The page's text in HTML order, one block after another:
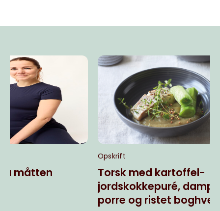
Torsk med kartoffel-
jordskokkepuré, dampet
porre og ristet boghvede
Kornsalat
rødbeder